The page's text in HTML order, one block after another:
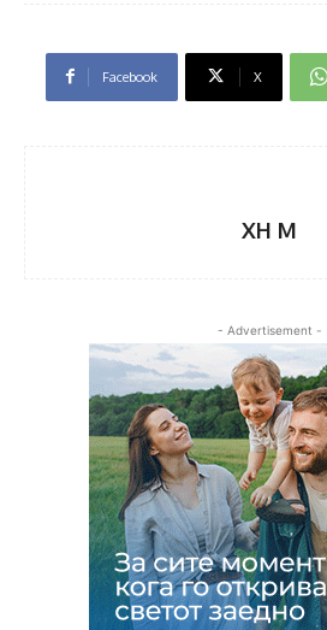
Facebook X
XH M
- Advertisement -